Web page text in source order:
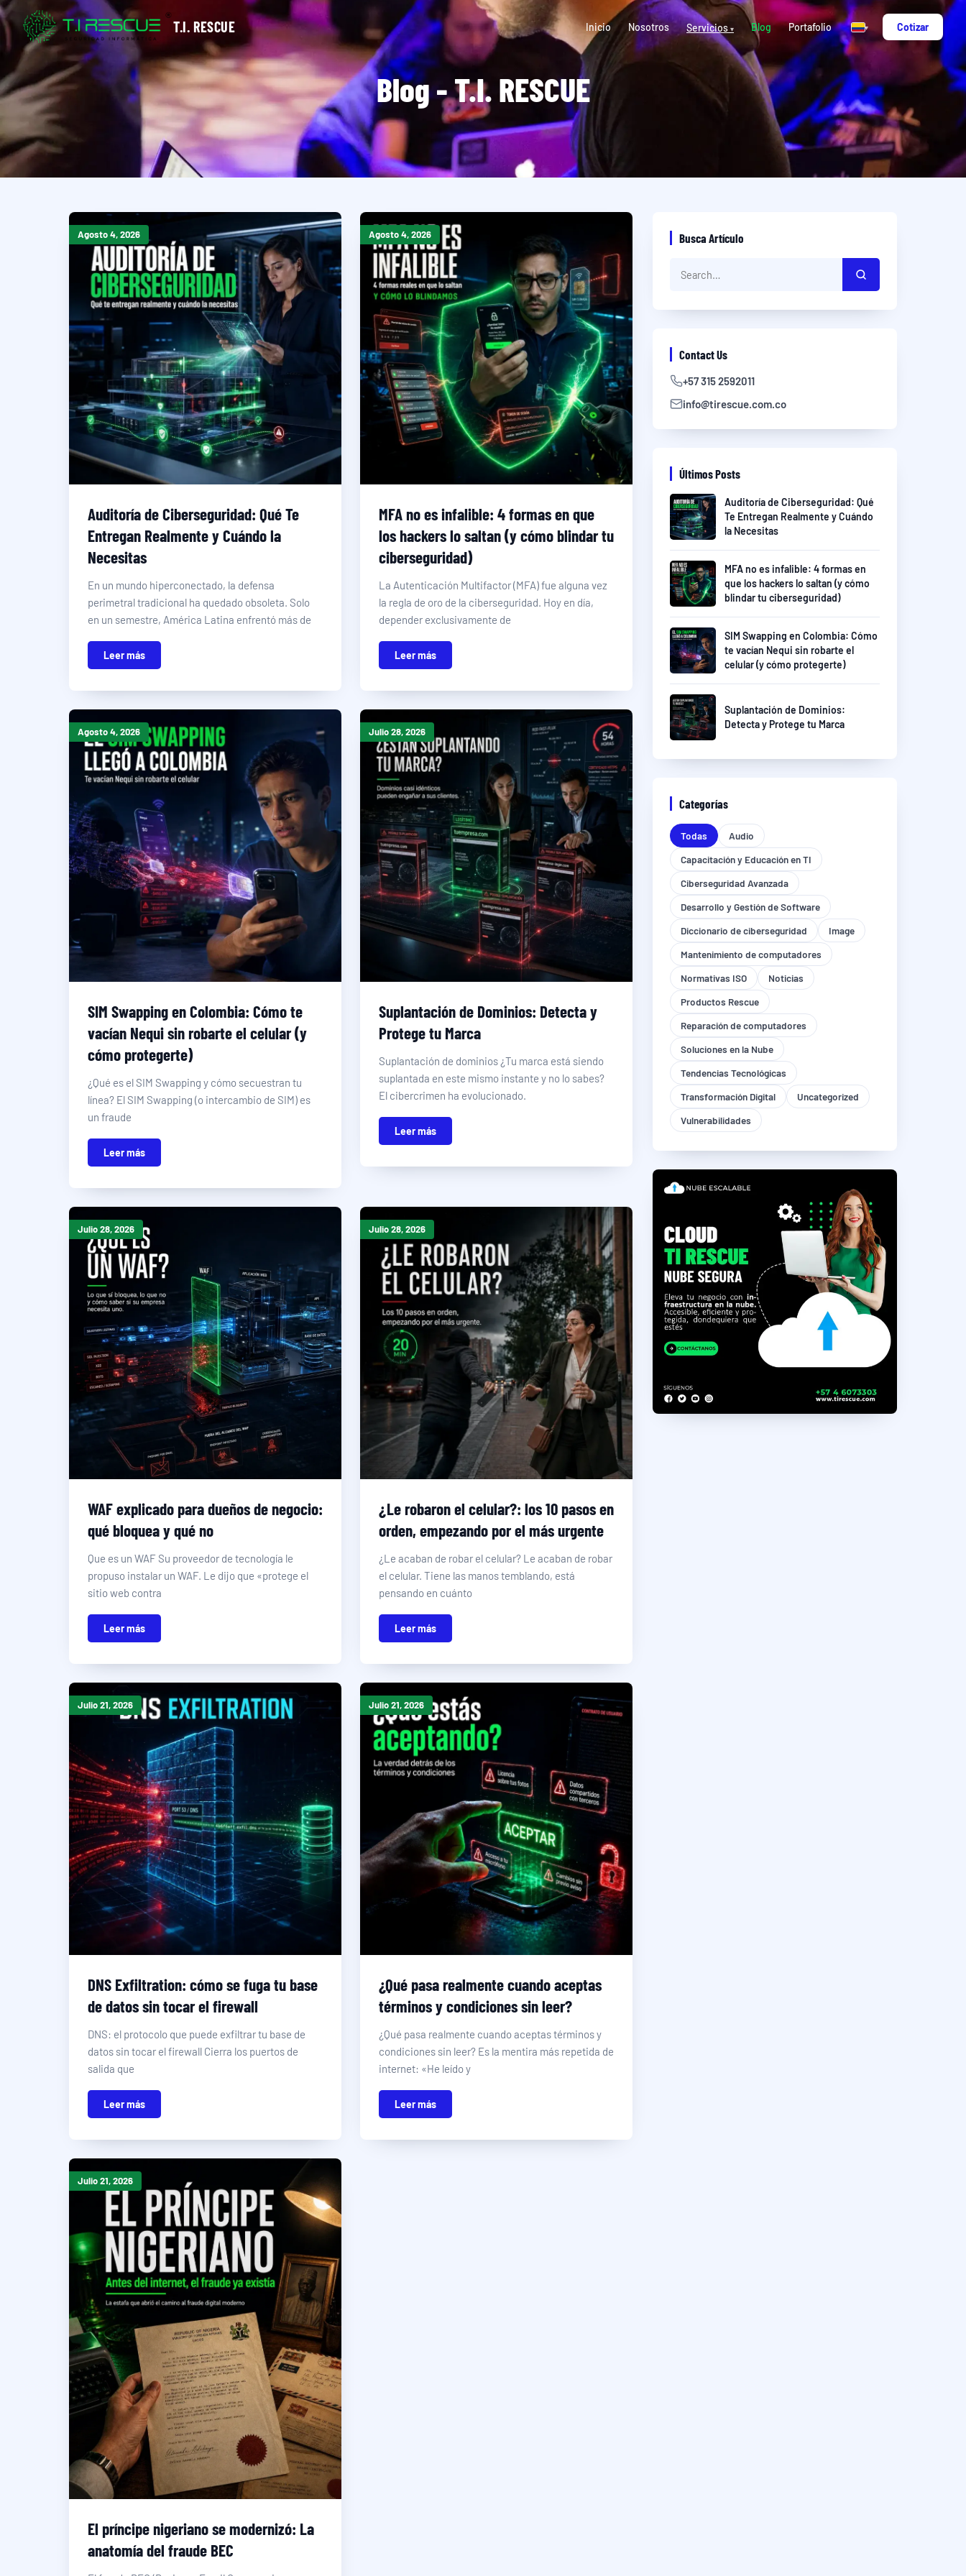
T.I. RESCUE Inicio Nosotros Servicios ▾ Blog Portafolio ▾ Cotizar
Blog - T.I. RESCUE
Agosto 4, 2026
Auditoría de Ciberseguridad: Qué Te
Entregan Realmente y Cuándo la
Necesitas
En un mundo hiperconectado, la defensa
perimetral tradicional ha quedado obsoleta. Solo
en un semestre, América Latina enfrentó más de
Leer más
Agosto 4, 2026
MFA no es infalible: 4 formas en que
los hackers lo saltan (y cómo blindar tu
ciberseguridad)
La Autenticación Multifactor (MFA) fue alguna vez
la regla de oro de la ciberseguridad. Hoy en día,
depender exclusivamente de
Leer más
Agosto 4, 2026
SIM Swapping en Colombia: Cómo te
vacían Nequi sin robarte el celular (y
cómo protegerte)
¿Qué es el SIM Swapping y cómo secuestran tu
línea? El SIM Swapping (o intercambio de SIM) es
un fraude
Leer más
Julio 28, 2026
Suplantación de Dominios: Detecta y
Protege tu Marca
Suplantación de dominios ¿Tu marca está siendo
suplantada en este mismo instante y no lo sabes?
El cibercrimen ha evolucionado.
Leer más
Julio 28, 2026
WAF explicado para dueños de negocio:
qué bloquea y qué no
Que es un WAF Su proveedor de tecnología le
propuso instalar un WAF. Le dijo que «protege el
sitio web contra
Leer más
Julio 28, 2026
¿Le robaron el celular?: los 10 pasos en
orden, empezando por el más urgente
¿Le acaban de robar el celular? Le acaban de robar
el celular. Tiene las manos temblando, está
pensando en cuánto
Leer más
Julio 21, 2026
DNS Exfiltration: cómo se fuga tu base
de datos sin tocar el firewall
DNS: el protocolo que puede exfiltrar tu base de
datos sin tocar el firewall Cierra los puertos de
salida que
Leer más
Julio 21, 2026
¿Qué pasa realmente cuando aceptas
términos y condiciones sin leer?
¿Qué pasa realmente cuando aceptas términos y
condiciones sin leer? Es la mentira más repetida de
internet: «He leído y
Leer más
Julio 21, 2026
El príncipe nigeriano se modernizó: La
anatomía del fraude BEC
Busca Artículo
Contact Us
+57 315 2592011
info@tirescue.com.co
Últimos Posts
Auditoría de Ciberseguridad: Qué
Te Entregan Realmente y Cuándo
la Necesitas
MFA no es infalible: 4 formas en
que los hackers lo saltan (y cómo
blindar tu ciberseguridad)
SIM Swapping en Colombia: Cómo
te vacían Nequi sin robarte el
celular (y cómo protegerte)
Suplantación de Dominios:
Detecta y Protege tu Marca
Categorías
Todas
Audio
Capacitación y Educación en TI
Ciberseguridad Avanzada
Desarrollo y Gestión de Software
Diccionario de ciberseguridad
Image
Mantenimiento de computadores
Normativas ISO
Noticias
Productos Rescue
Reparación de computadores
Soluciones en la Nube
Tendencias Tecnológicas
Transformación Digital
Uncategorized
Vulnerabilidades